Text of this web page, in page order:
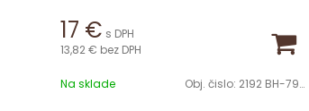
17 € s DPH
13,82 € bez DPH
Na sklade Obj. čislo: 2192 BH-7950